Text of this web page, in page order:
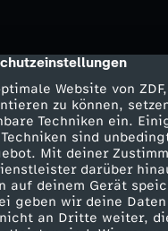
Website von
zu können,
Techniken ein.
sind
Mit deiner
darüber
auf deinem Gerät
geben wir deine
an Dritte weiter,
Service
ZDFmitreden
Kontakt zum